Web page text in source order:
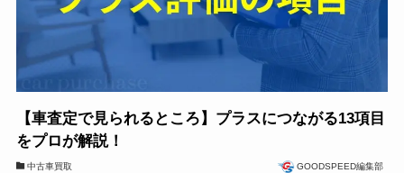
【車査定で見られるところ】プラスにつながる13項目
をプロが解説！
中古車買取 GOODSPEED編集部